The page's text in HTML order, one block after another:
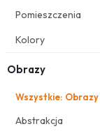
Pomieszczenia
Kolory
Obrazy
Wszystkie: Obrazy
Abstrakcja